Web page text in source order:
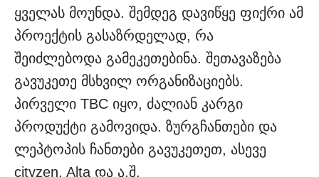
ყველას მოუნდა. შემდეგ დავიწყე ფიქრი ამ
პროექტის გასაზრდელად, რა
შეიძლებოდა გამეკეთებინა. შეთავაზება
გავუკეთე მსხვილ ორგანიზაციებს.
პირველი TBC იყო, ძალიან კარგი
პროდუქტი გამოვიდა. ზურგჩანთები და
ლეპტოპის ჩანთები გავუკეთეთ, ასევე
cityzen, Alta და ა.შ.